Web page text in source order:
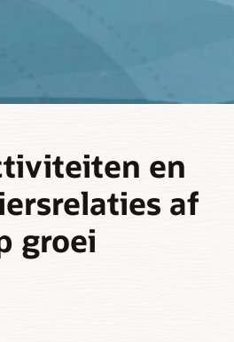
en
af
groei